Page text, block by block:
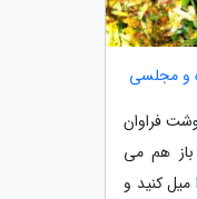
و مجلسی
فراوان
باز هم می
میل کنید و